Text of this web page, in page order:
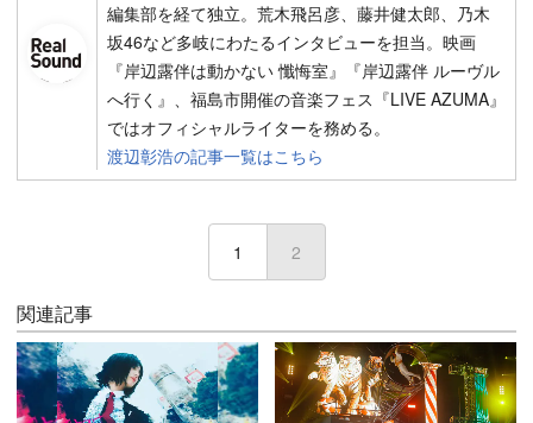
編集部を経て独立。荒木飛呂彦、藤井健太郎、乃木
坂46など多岐にわたるインタビューを担当。映画
『岸辺露伴は動かない 懺悔室』『岸辺露伴 ルーヴル
へ行く』、福島市開催の音楽フェス『LIVE AZUMA』
ではオフィシャルライターを務める。
渡辺彰浩の記事一覧はこちら
1 2
関連記事